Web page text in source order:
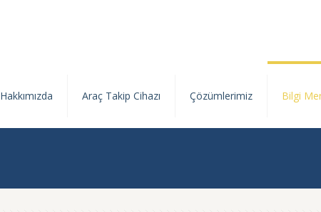
Hakkımızda Araç Takip Cihazı Çözümlerimiz Bilgi